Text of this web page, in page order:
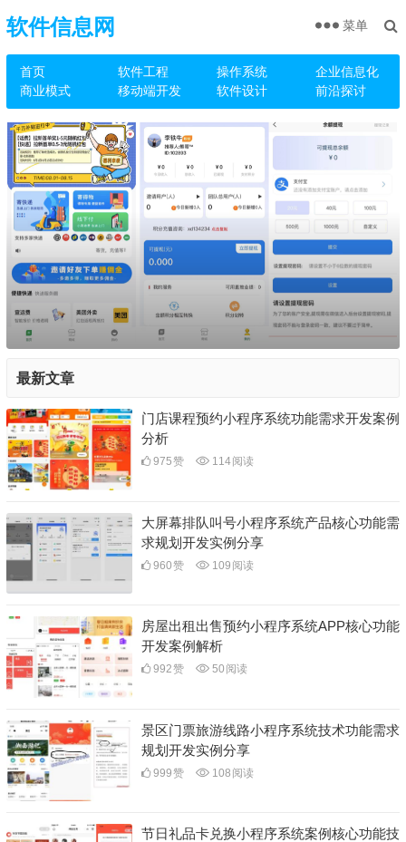
软件信息网
首页 软件工程 操作系统
企业信息化
商业模式
移动端开发 软件设计 前沿探讨
菜单
最新文章
门店课程预约小程序系统功能需求开发案例
分析
975赞 114阅读
大屏幕排队叫号小程序系统产品核心功能需
求规划开发实例分享
960赞 109 阅读
房屋出租出售预约小程序系统APP核心功能
开发案例解析
992赞 50 阅读
景区门票旅游线路小程序系统技术功能需求
规划开发实例分享
999赞 108 阅读
节日礼品卡兑换小程序系统案例核心功能技